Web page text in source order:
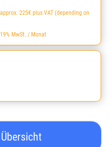
225€ plus VAT (depending on
MwSt. / Monat